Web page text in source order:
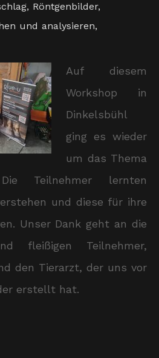
, Röntgenbilder,
und analysieren,
Auf diesem
Workshop in
Dinkelsbühl
ging es wieder
um das Thema
Die Teilnehmer lernten
und diese für ihre
Unser Dank geht an die
fleißigen Teilnehmer,
den Tierarzt, der uns vor
erstellt hat.